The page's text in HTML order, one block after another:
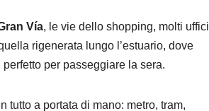
Vía, le vie dello shopping, molti uffici
rigenerata lungo l’estuario, dove
per passeggiare la sera.
tutto a portata di mano: metro, tram,